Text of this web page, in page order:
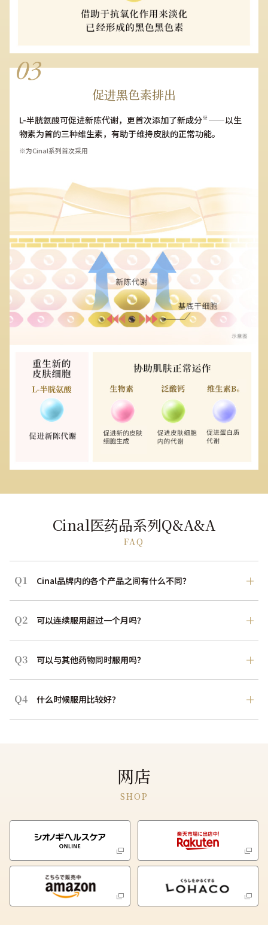
促进黑色素排出
L-半胱氨酸可促进新陈代谢，更首次添加了新成分※ ——以生
物素为首的三种维生素，有助于维持皮肤的正常功能。
※为Cinal系列首次采用
Cinal医药品系列Q&A&A​
FAQ
Q1 Cinal品牌内的各个产品之间有什么不同？
Q2 可以连续服用超过一个月吗？
Q3 可以与其他药物同时服用吗？
Q4 什么时候服用比较好？
网店
SHOP